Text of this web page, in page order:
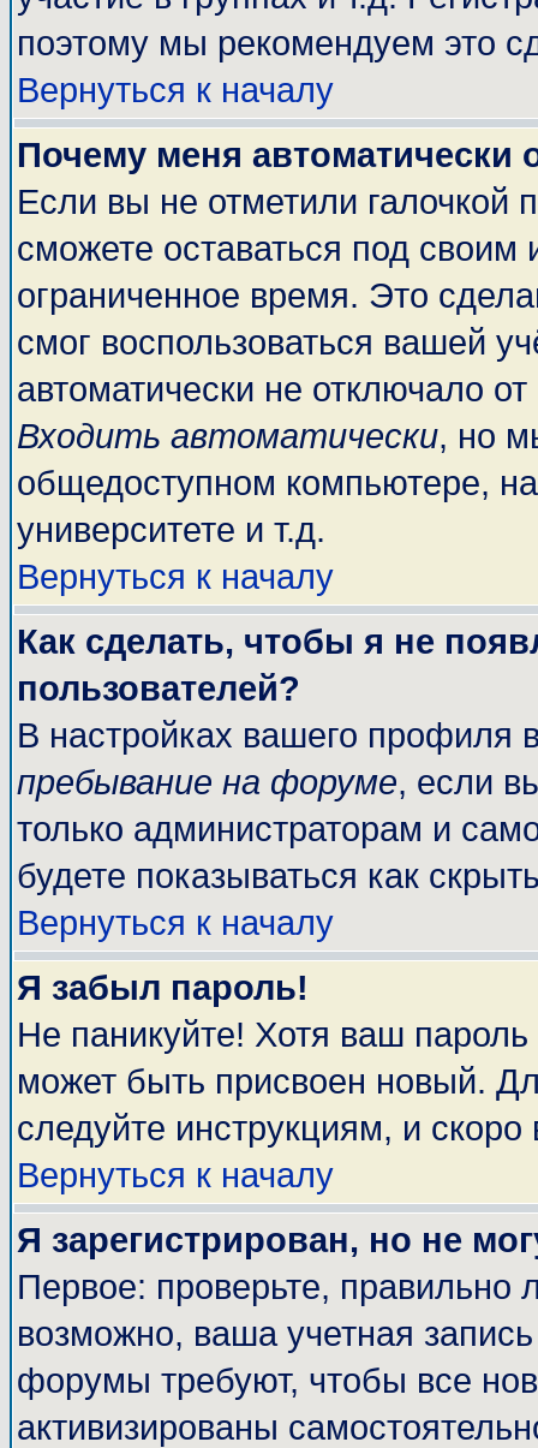
поэтому мы рекомендуем это
Вернуться к началу
Почему меня автоматически
Если вы не отметили галочкой
сможете оставаться под
ограниченное время. Это
смог воспользоваться вашей
автоматически не отключало
Входить автоматически, но
общедоступном компьютере,
университете и т.д.
Вернуться к началу
Как сделать, чтобы я не
пользователей?
В настройках вашего профиля
пребывание на форуме, если
только администраторам и
будете показываться как
Вернуться к началу
Я забыл пароль!
Не паникуйте! Хотя ваш
может быть присвоен новый.
следуйте инструкциям, и
Вернуться к началу
Я зарегистрирован, но не
Первое: проверьте, правильно
возможно, ваша учетная
форумы требуют, чтобы все
активизированы